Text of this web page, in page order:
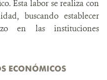
Esta labor se realiza con
buscando establecer
en las instituciones
ECONÓMICOS